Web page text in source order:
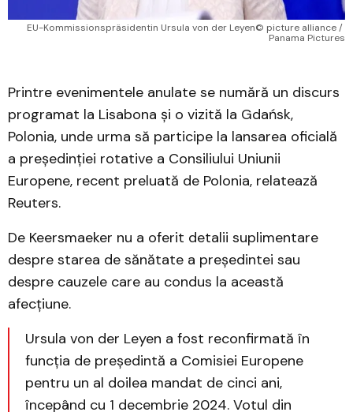
EU-Kommissionspräsidentin Ursula von der Leyen© picture alliance /
Panama Pictures
Printre evenimentele anulate se numără un discurs
programat la Lisabona și o vizită la Gdańsk,
Polonia, unde urma să participe la lansarea oficială
a președinției rotative a Consiliului Uniunii
Europene, recent preluată de Polonia, relatează
Reuters.
De Keersmaeker nu a oferit detalii suplimentare
despre starea de sănătate a președintei sau
despre cauzele care au condus la această
afecțiune.
Ursula von der Leyen a fost reconfirmată în
funcția de președintă a Comisiei Europene
pentru un al doilea mandat de cinci ani,
începând cu 1 decembrie 2024. Votul din